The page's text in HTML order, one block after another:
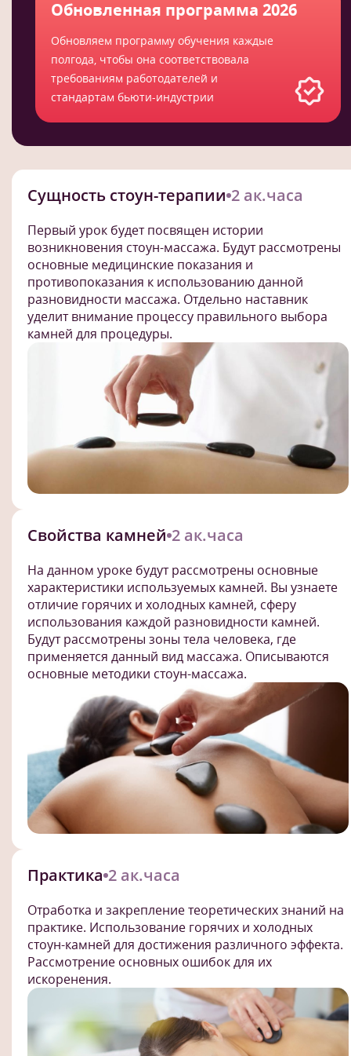
Обновленная программа 2026
Обновляем программу обучения каждые
полгода, чтобы она соответствовала
требованиям работодателей и
стандартам бьюти-индустрии
Сущность стоун-терапии 2 ак.часа
Первый урок будет посвящен истории
возникновения стоун-массажа. Будут рассмотрены
основные медицинские показания и
противопоказания к использованию данной
разновидности массажа. Отдельно наставник
уделит внимание процессу правильного выбора
камней для процедуры.
Свойства камней 2 ак.часа
На данном уроке будут рассмотрены основные
характеристики используемых камней. Вы узнаете
отличие горячих и холодных камней, сферу
использования каждой разновидности камней.
Будут рассмотрены зоны тела человека, где
применяется данный вид массажа. Описываются
основные методики стоун-массажа.
Практика 2 ак.часа
Отработка и закрепление теоретических знаний на
практике. Использование горячих и холодных
стоун-камней для достижения различного эффекта.
Рассмотрение основных ошибок для их
искоренения.